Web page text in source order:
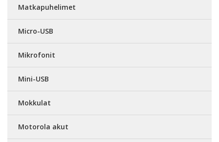
Matkapuhelimet
Micro-USB
Mikrofonit
Mini-USB
Mokkulat
Motorola akut